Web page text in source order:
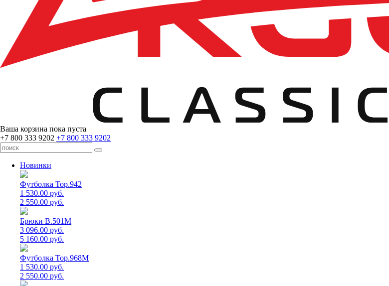
Ваша корзина пока пуста
+7 800 333 9202 +7 800 333 9202
Новинки
Футболка Top.942
1 530.00 руб.
2 550.00 руб.
Брюки B.501M
3 096.00 руб.
5 160.00 руб.
Футболка Top.968M
1 530.00 руб.
2 550.00 руб.